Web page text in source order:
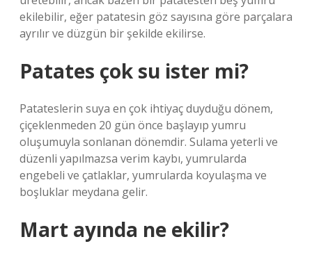
ekilebilir, eğer patatesin göz sayısına göre parçalara
ayrılır ve düzgün bir şekilde ekilirse.
Patates çok su ister mi?
Patateslerin suya en çok ihtiyaç duyduğu dönem,
çiçeklenmeden 20 gün önce başlayıp yumru
oluşumuyla sonlanan dönemdir. Sulama yeterli ve
düzenli yapılmazsa verim kaybı, yumrularda
engebeli ve çatlaklar, yumrularda koyulaşma ve
boşluklar meydana gelir.
Mart ayında ne ekilir?